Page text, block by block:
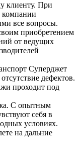
клиенту. При
компании
все вопросы.
приобретением
от ведущих
Суперджет
дефектов.
проходит под
С опытным
себя в
условиях.
на дальние